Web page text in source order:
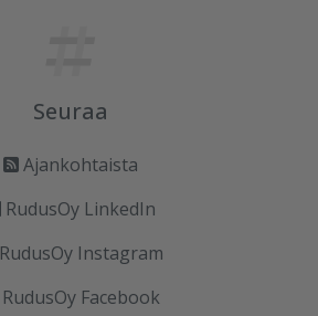
Seuraa
Ajankohtaista
RudusOy LinkedIn
RudusOy Instagram
RudusOy Facebook